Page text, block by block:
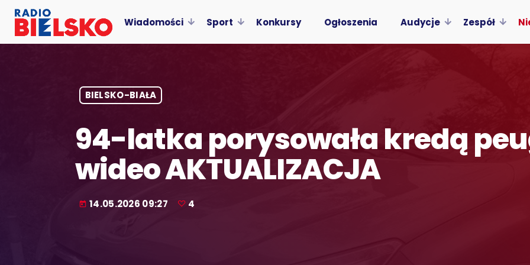
Wiadomości Sport Konkursy Ogłoszenia Audycje Zespół
BIELSKO-BIAŁA
94-latka porysowała kredą
wideo AKTUALIZACJA
today 14.05.2026 09:27 4